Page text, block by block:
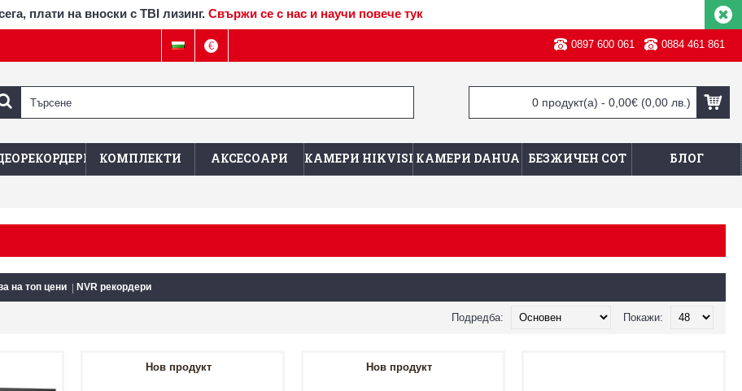
плати на вноски с TBI лизинг. Свържи се с нас и научи повече тук
€ 0897 600 061 0884 461 861
0 продукт(а) - 0,00€(0,00 лв.)
КОМПЛЕКТИ АКСЕСОАРИ КАМЕРИ HIKVISIONКАМЕРИ DAHUA БЕЗЖИЧЕН СОТ БЛОГ
на топ цени NVR рекордери
Покажи:
Подредба:
Нов продукт Нов продукт